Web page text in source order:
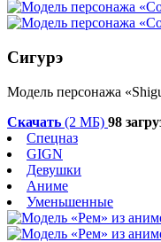
Сигурэ
Модель персонажа «
Скачать (2 МБ) 98
Спецназ
GIGN
Девушки
Аниме
Уменьшенные